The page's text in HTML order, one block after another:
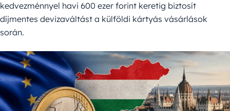
kedvezménnyel havi 600 ezer forint keretig biztosít
díjmentes devizaváltást a külföldi kártyás vásárlások
során.